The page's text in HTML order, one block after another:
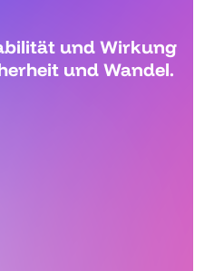
und Wirkung
und Wandel.